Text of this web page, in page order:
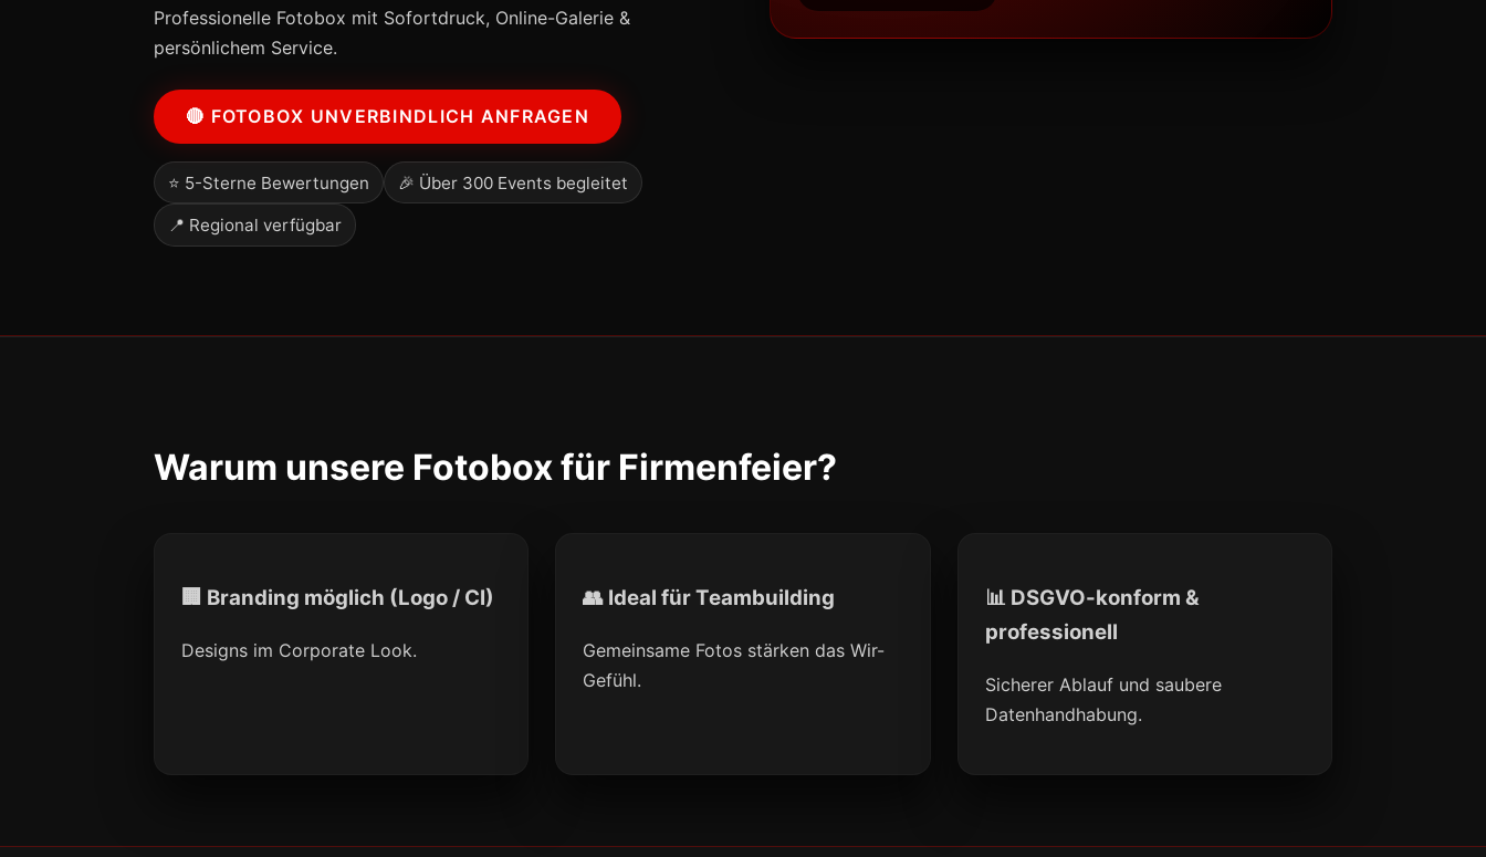
Professionelle Fotobox mit Sofortdruck, Online-Galerie &
persönlichem Service.
🔴 FOTOBOX UNVERBINDLICH ANFRAGEN
⭐ 5-Sterne Bewertungen 🎉 Über 300 Events begleitet
📍 Regional verfügbar
Warum unsere Fotobox für Firmenfeier?
🏢 Branding möglich (Logo / CI)
Designs im Corporate Look.
👥 Ideal für Teambuilding
Gemeinsame Fotos stärken das Wir-
Gefühl.
📊 DSGVO-konform &
professionell
Sicherer Ablauf und saubere
Datenhandhabung.